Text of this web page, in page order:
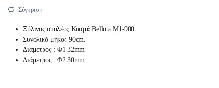
Σύγκριση
Ξύλινος στυλέος Κασμά Bellota M1-900
Συνολικό μήκος 90cm.
Διάμετρος : Φ1 32mm
Διάμετρος : Φ2 30mm